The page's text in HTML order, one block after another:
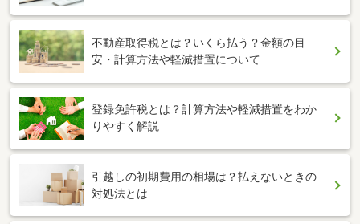
不動産取得税とは？いくら払う？金額の目
安・計算方法や軽減措置について
登録免許税とは？計算方法や軽減措置をわか
りやすく解説
引越しの初期費用の相場は？払えないときの
対処法とは